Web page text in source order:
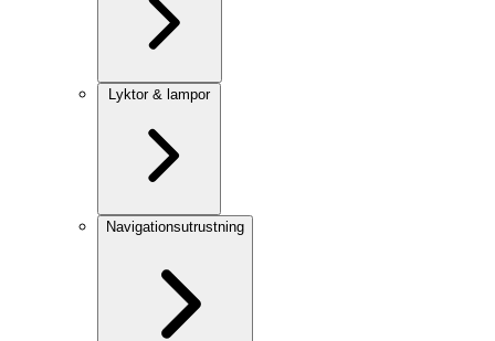
Lyktor & lampor
Navigationsutrustning